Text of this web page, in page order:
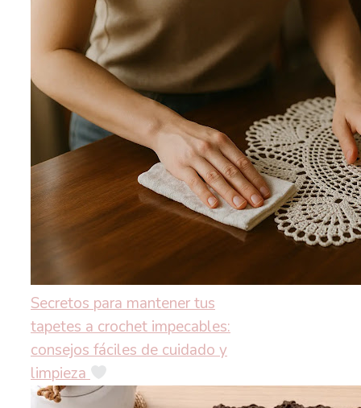
Secretos para mantener tus
tapetes a crochet impecables:
consejos fáciles de cuidado y
limpieza